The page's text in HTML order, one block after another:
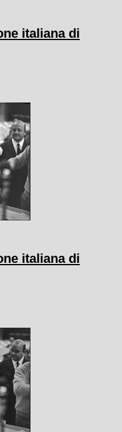
italiana di
italiana di